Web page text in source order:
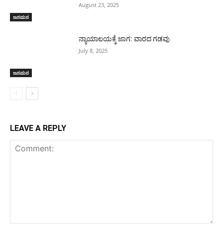
ಜನಮನ
August 23, 2025
ಜನಮನ
ನ್ಯಾಯಾಲಯಕ್ಕೆ ಜಾಗ: ವಾರದ ಗಡವು
July 8, 2025
LEAVE A REPLY